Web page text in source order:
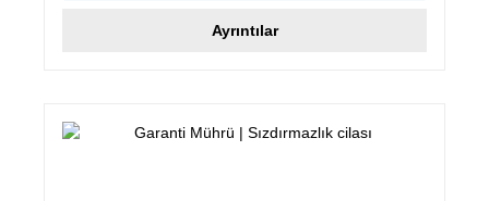
Ayrıntılar